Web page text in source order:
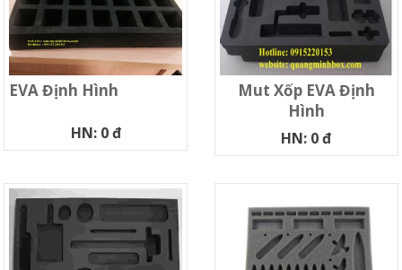
EVA Định Hình
HN: 0 đ
Mut Xốp EVA Định
Hình
HN: 0 đ